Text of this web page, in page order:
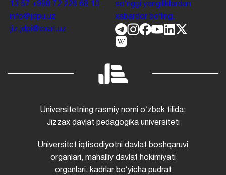
13 57 +998 72 226 68 10
info@jdpu.uz
jiz.jdpi@exat.uz
soʻnggi yangiliklardan
xabardor boʻling.
Universitetning rasmiy nomi oʻzbek tilida:
Jizzax davlat pedagogika universiteti
Universitet iqtisodiyotni davlat boshqaruvi
organlari, mahalliy davlat hokimiyati
organlari, kadrlar boʻyicha pudrat